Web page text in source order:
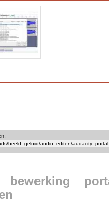
bewerking